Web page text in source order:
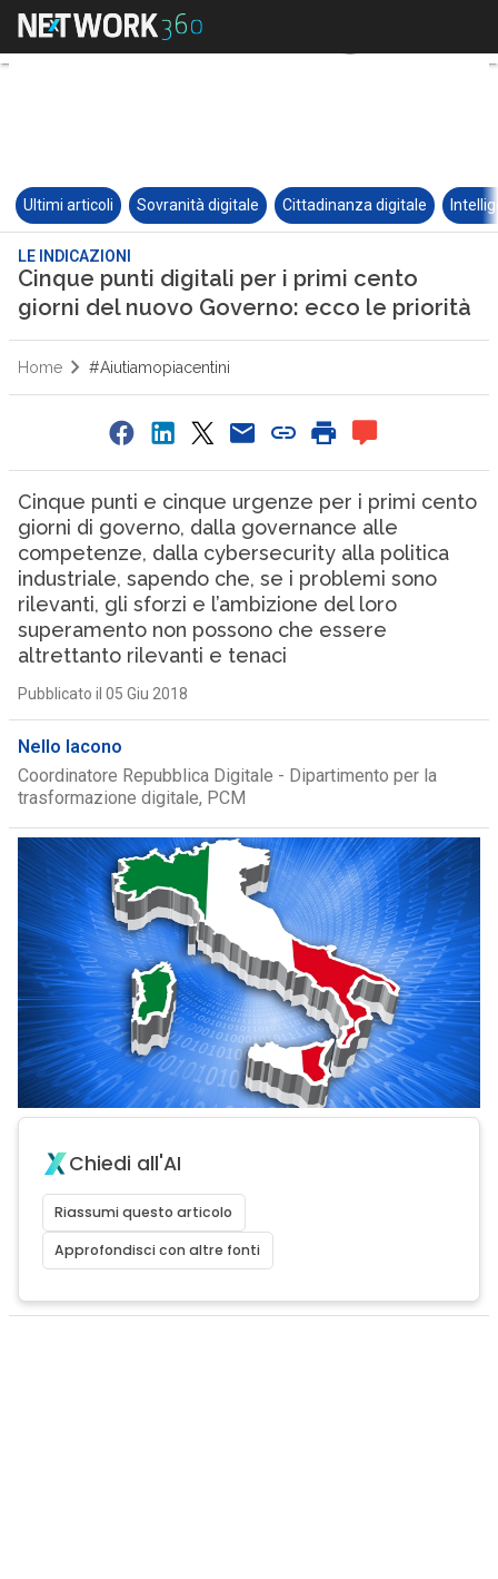
Ultimi articoli Sovranità digitale Cittadinanza digitale
LE INDICAZIONI
Cinque punti digitali per i primi cento
giorni del nuovo Governo: ecco le priorità
Home #Aiutiamopiacentini
Cinque punti e cinque urgenze per i primi cento
giorni di governo, dalla governance alle
competenze, dalla cybersecurity alla politica
industriale, sapendo che, se i problemi sono
rilevanti, gli sforzi e l’ambizione del loro
superamento non possono che essere
altrettanto rilevanti e tenaci
Pubblicato il 05 Giu 2018
Nello Iacono
Coordinatore Repubblica Digitale - Dipartimento per la
trasformazione digitale, PCM
Chiedi all'AI
Riassumi questo articolo
Approfondisci con altre fonti